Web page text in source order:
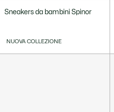
Sneakers da bambini Spinor
NUOVA COLLEZIONE